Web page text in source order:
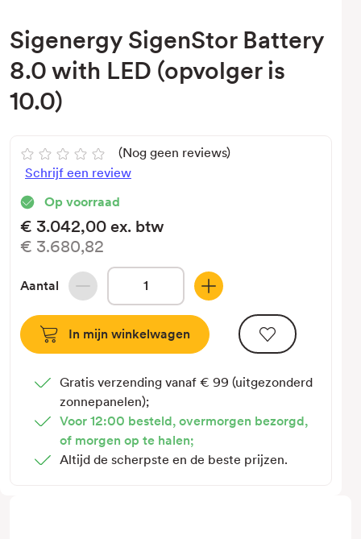
Sigenergy SigenStor Battery
8.0 with LED (opvolger is
10.0)
(Nog geen reviews)
Schrijf een review
Op voorraad
€3.042,00 ex. btw
€3.680,82
Aantal
Hoeveelheid
verlagen
van
Sigenergy
Battery
8.0
with
LED
(opvolger
Hoeveelheid
verhogen
van
Sigenergy
Battery
with
(opvolger
Gratis verzending vanaf € 99 (uitgezonderd
zonnepanelen);
Voor 12:00 besteld, overmorgen bezorgd,
of morgen op te halen;
Altijd de scherpste en de beste prijzen.